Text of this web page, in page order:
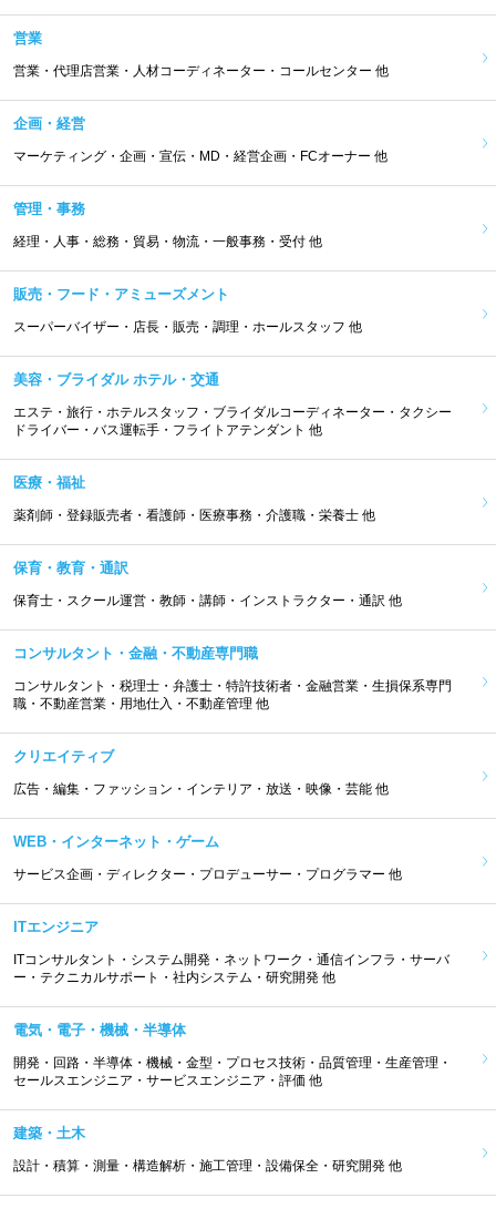
営業
営業・代理店営業・人材コーディネーター・コールセンター 他
企画・経営
マーケティング・企画・宣伝・MD・経営企画・FCオーナー 他
管理・事務
経理・人事・総務・貿易・物流・一般事務・受付 他
販売・フード・アミューズメント
スーパーバイザー・店長・販売・調理・ホールスタッフ 他
美容・ブライダル ホテル・交通
エステ・旅行・ホテルスタッフ・ブライダルコーディネーター・タクシー
ドライバー・バス運転手・フライトアテンダント 他
医療・福祉
薬剤師・登録販売者・看護師・医療事務・介護職・栄養士 他
保育・教育・通訳
保育士・スクール運営・教師・講師・インストラクター・通訳 他
コンサルタント・金融・不動産専門職
コンサルタント・税理士・弁護士・特許技術者・金融営業・生損保系専門
職・不動産営業・用地仕入・不動産管理 他
クリエイティブ
広告・編集・ファッション・インテリア・放送・映像・芸能 他
WEB・インターネット・ゲーム
サービス企画・ディレクター・プロデューサー・プログラマー 他
ITエンジニア
ITコンサルタント・システム開発・ネットワーク・通信インフラ・サーバ
ー・テクニカルサポート・社内システム・研究開発 他
電気・電子・機械・半導体
開発・回路・半導体・機械・金型・プロセス技術・品質管理・生産管理・
セールスエンジニア・サービスエンジニア・評価 他
建築・土木
設計・積算・測量・構造解析・施工管理・設備保全・研究開発 他